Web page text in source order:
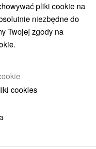
(1)
pliki cookie na
niezbędne do
Twojej zgody na
cookies